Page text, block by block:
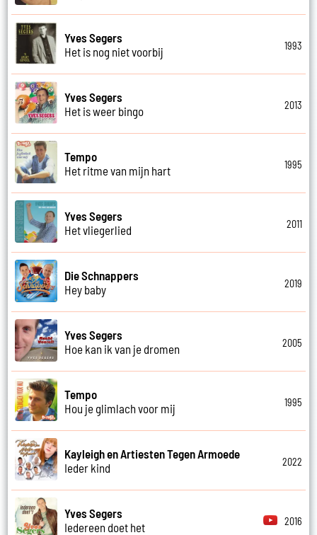
Yves Segers
Het is nog niet voorbij
1993
Yves Segers
Het is weer bingo
2013
Tempo
Het ritme van mijn hart
1995
Yves Segers
Het vliegerlied
2011
Die Schnappers
Hey baby
2019
Yves Segers
Hoe kan ik van je dromen
2005
Tempo
Hou je glimlach voor mij
1995
Kayleigh en Artiesten Tegen Armoede
Ieder kind
2022
Yves Segers
Iedereen doet het
2016